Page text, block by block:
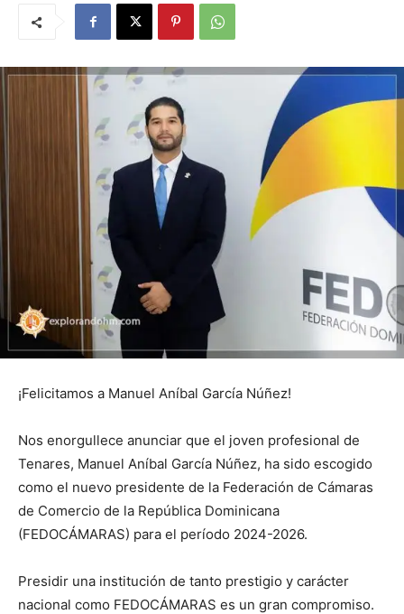
¡Felicitamos a Manuel Aníbal García Núñez!
Nos enorgullece anunciar que el joven profesional de
Tenares, Manuel Aníbal García Núñez, ha sido escogido
como el nuevo presidente de la Federación de Cámaras
de Comercio de la República Dominicana
(FEDOCÁMARAS) para el período 2024-2026.
Presidir una institución de tanto prestigio y carácter
nacional como FEDOCÁMARAS es un gran compromiso.